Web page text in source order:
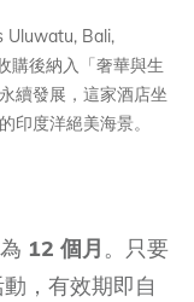
Uluwatu, Bali,
購後納入「奢華與生
續發展，這家酒店坐
印度洋絕美海景。
12 個月 。只要
，有效期即自